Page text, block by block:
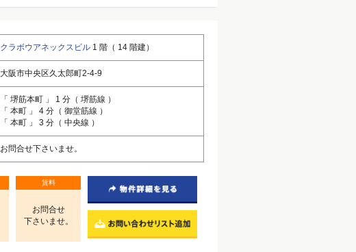
クラボウアネックスビル 1 階（ 14 階建）
大阪市中央区久太郎町2-4-9
「 堺筋本町 」 1 分（ 堺筋線 ）
「 本町 」 4 分（ 御堂筋線 ）
「 本町 」 3 分（ 中央線 ）
お問合せ下さいませ。
賃料
お問合せ
下さいませ。